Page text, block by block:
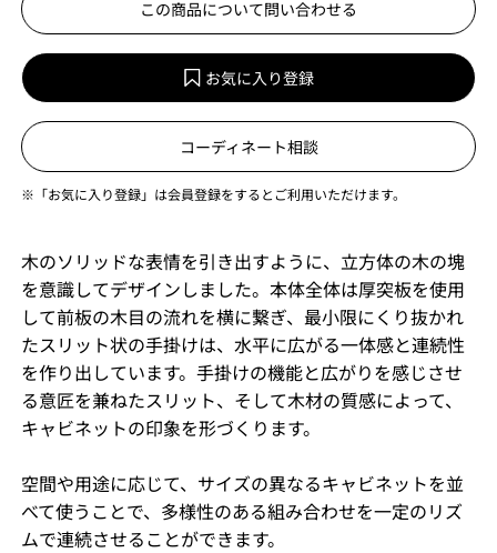
この商品について問い合わせる
お気に入り登録
コーディネート相談
※「お気に入り登録」は会員登録をするとご利用いただけます。
木のソリッドな表情を引き出すように、立方体の木の塊
を意識してデザインしました。本体全体は厚突板を使用
して前板の木目の流れを横に繋ぎ、最小限にくり抜かれ
たスリット状の手掛けは、水平に広がる一体感と連続性
を作り出しています。手掛けの機能と広がりを感じさせ
る意匠を兼ねたスリット、そして木材の質感によって、
キャビネットの印象を形づくります。
空間や用途に応じて、サイズの異なるキャビネットを並
べて使うことで、多様性のある組み合わせを一定のリズ
ムで連続させることができます。